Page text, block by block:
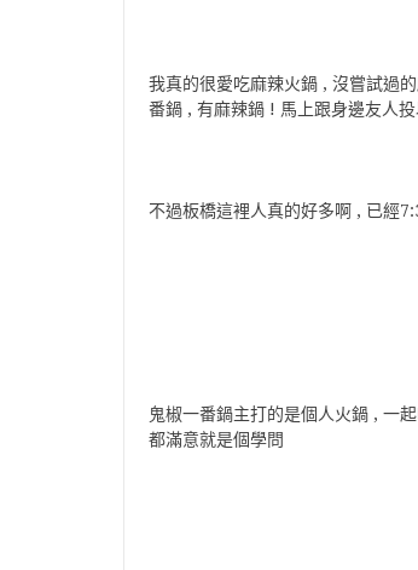
我真的很愛吃麻辣火鍋 , 沒嘗試過
番鍋 , 有麻辣鍋 ! 馬上跟身邊友人
不過板橋這裡人真的好多啊 , 已經
鬼椒一番鍋主打的是個人火鍋 , 一
都滿意就是個學問